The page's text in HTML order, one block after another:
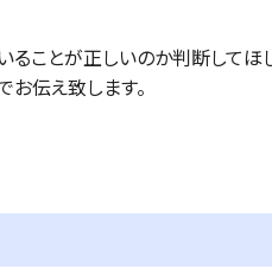
ことが正しいのか判断して
伝え致します。